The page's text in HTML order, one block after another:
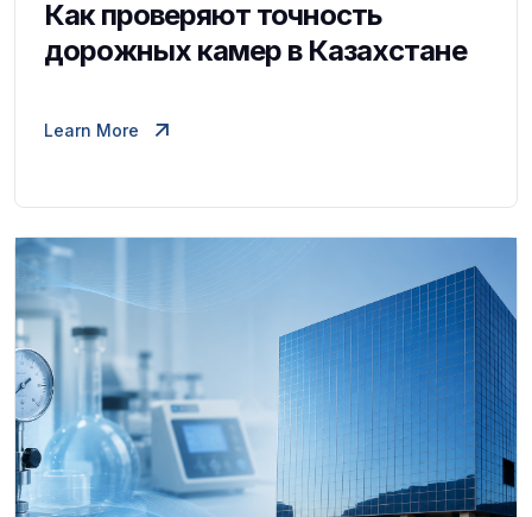
Как проверяют точность
дорожных камер в Казахстане
Learn More